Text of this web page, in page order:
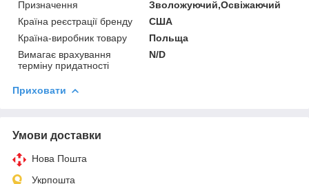
Призначення
Зволожуючий,Освіжаючий
Країна реєстрації бренду
США
Країна-виробник товару
Польща
Вимагає врахування
терміну придатності
N/D
Приховати
Умови доставки
Нова Пошта
Укрпошта